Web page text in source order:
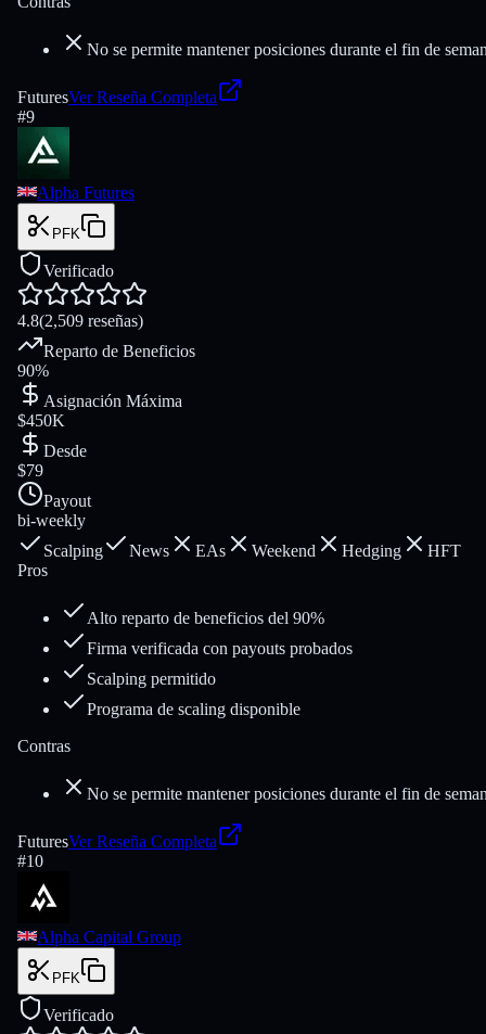
No se permite mantener posiciones durante el fin de
FuturesVer Reseña Completa
#9
Alpha Futures
PFK
Verificado
4.8(2,509 reseñas)
Reparto de Beneficios
90%
Asignación Máxima
$450K
Desde
$79
Payout
bi-weekly
Scalping
News EAs Weekend Hedging
HFT
Pros
Alto reparto de beneficios del 90%
Firma verificada con payouts probados
Scalping permitido
Programa de scaling disponible
Contras
No se permite mantener posiciones durante el fin de
FuturesVer Reseña Completa
#10
Alpha Capital Group
PFK
Verificado